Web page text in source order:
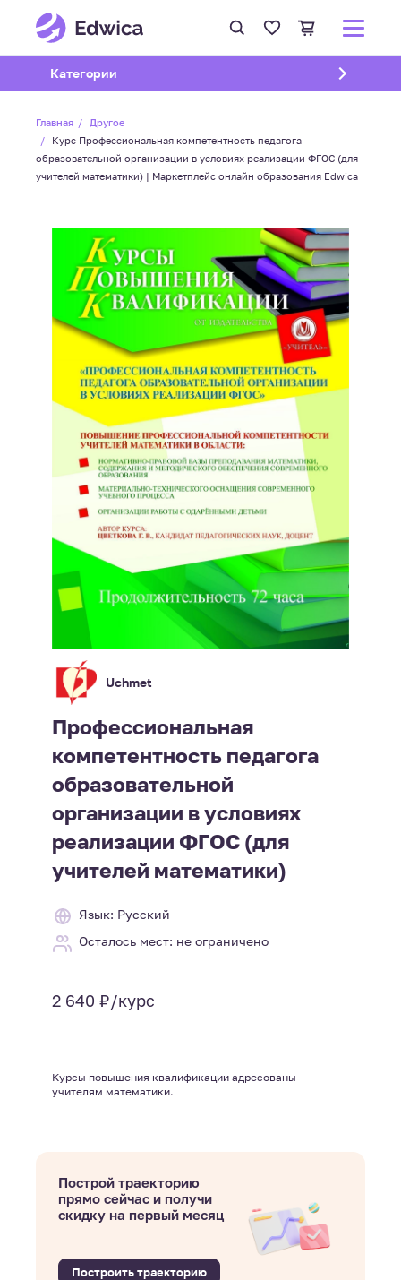
Открыть подменю
Категории
Главная
Другое
Курс Профессиональная компетентность педагога
образовательной организации в условиях реализации ФГОС (для
учителей математики) | Маркетплейс онлайн образования Edwica
Uchmet
Профессиональная
компетентность педагога
образовательной
организации в условиях
реализации ФГОС (для
учителей математики)
Язык: Русский
Осталось мест: не ограничено
2 640 ₽/курс
Курсы повышения квалификации адресованы
учителям математики.
Построй траекторию
прямо сейчас и получи
скидку на первый месяц
Построить траекторию